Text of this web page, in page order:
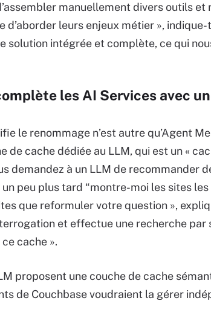
manuellement divers outils
d’aborder leurs enjeux métier », indique-
solution intégrée et complète, ce qui
les AI Services avec
le renommage n’est autre qu’Agent
de cache dédiée au LLM, qui est un «
demandez à un LLM de recommander
peu plus tard “montre-moi les sites
que reformuler votre question »,
et effectue une recherche
cache ».
proposent une couche de cache
de Couchbase voudraient la gérer